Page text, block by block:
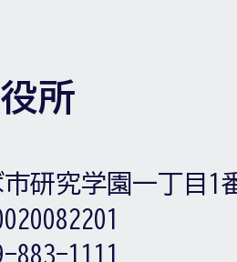
所
研究学園一丁目1
883-1111